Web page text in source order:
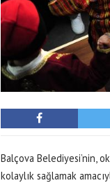
Balçova Belediyesi’nin,
kolaylık sağlamak